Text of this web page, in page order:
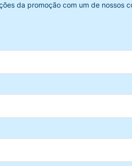
da promoção com um de nossos